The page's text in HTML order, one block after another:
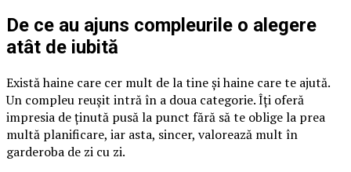
De ce au ajuns compleurile o alegere
atât de iubită
Există haine care cer mult de la tine și haine care te ajută.
Un compleu reușit intră în a doua categorie. Îți oferă
impresia de ținută pusă la punct fără să te oblige la prea
multă planificare, iar asta, sincer, valorează mult în
garderoba de zi cu zi.